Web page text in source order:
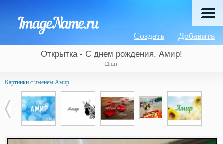
Добавить
Создать
Открытка - С днем рождения, Амир!
11 шт.
Картинки с именем Амир